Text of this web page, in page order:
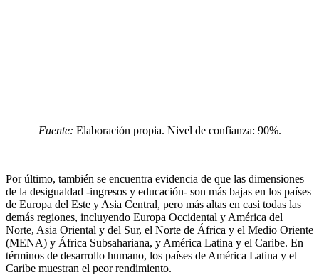
Fuente: Elaboración propia. Nivel de confianza: 90%.
Por último, también se encuentra evidencia de que las dimensiones
de la desigualdad -ingresos y educación- son más bajas en los países
de Europa del Este y Asia Central, pero más altas en casi todas las
demás regiones, incluyendo Europa Occidental y América del
Norte, Asia Oriental y del Sur, el Norte de África y el Medio Oriente
(MENA) y África Subsahariana, y América Latina y el Caribe. En
términos de desarrollo humano, los países de América Latina y el
Caribe muestran el peor rendimiento.